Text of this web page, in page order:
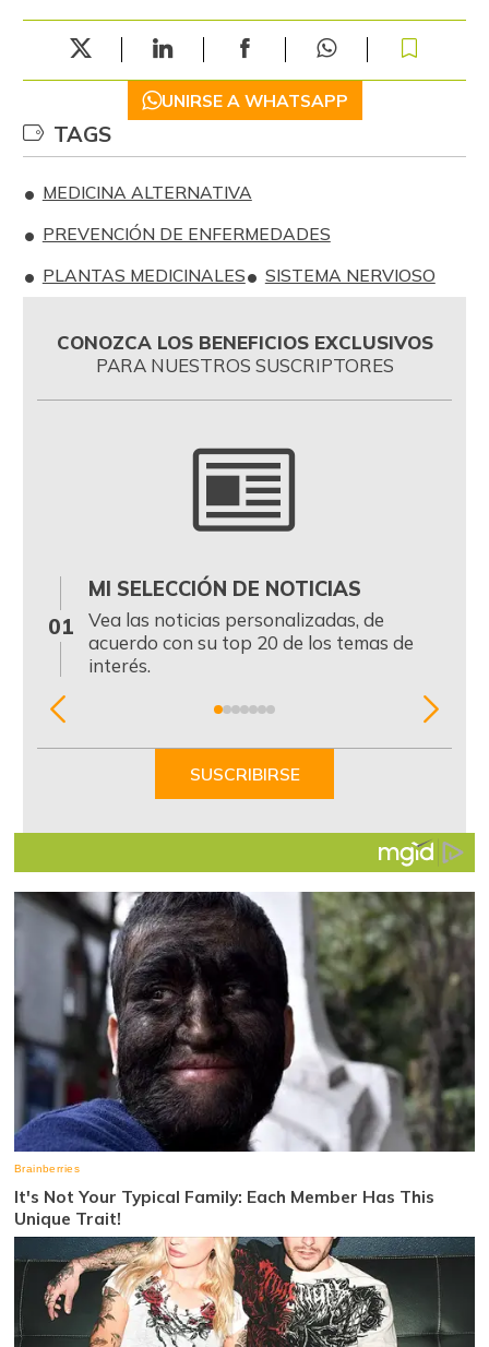
UNIRSE A WHATSAPP
TAGS
MEDICINA ALTERNATIVA
PREVENCIÓN DE ENFERMEDADES
PLANTAS MEDICINALES
SISTEMA NERVIOSO
CONOZCA LOS BENEFICIOS EXCLUSIVOS
PARA NUESTROS SUSCRIPTORES
01
MI SELECCIÓN DE NOTICIAS
Vea las noticias personalizadas, de
acuerdo con su top 20 de los temas de
interés.
Item
SUSCRIBIRSE